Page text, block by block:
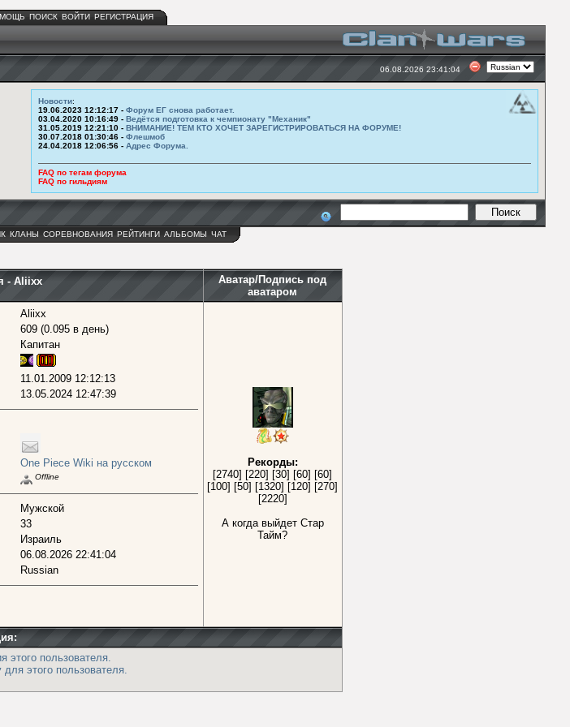
ПОИСК ВОЙТИ РЕГИСТРАЦИЯ
06.08.2026 23:41:04
Новости:
19.06.2023 12:12:17 - Форум ЕГ снова работает.
03.04.2020 10:16:49 - Ведётся подготовка к чемпионату "Механик"
31.05.2019 12:21:10 - ВНИМАНИЕ! ТЕМ КТО ХОЧЕТ ЗАРЕГИСТРИРОВАТЬСЯ НА ФОРУМЕ!
30.07.2018 01:30:46 - Флешмоб
24.04.2018 12:06:56 - Адрес Форума.
FAQ по тегам форума
FAQ по гильдиям
КЛАНЫ СОРЕВНОВАНИЯ РЕЙТИНГИ АЛЬБОМЫ ЧАТ
- Aliixx
Аватар/Подпись под
аватаром
Aliixx
609 (0.095 в день)
Капитан
11.01.2009 12:12:13
13.05.2024 12:47:39
One Piece Wiki на русском
Offline
Мужской
33
Израиль
06.08.2026 22:41:04
Russian
Рекорды:
[2740] [220] [30] [60] [60]
[100] [50] [1320] [120] [270]
[2220]
А когда выйдет Стар
Тайм?
этого пользователя.
для этого пользователя.